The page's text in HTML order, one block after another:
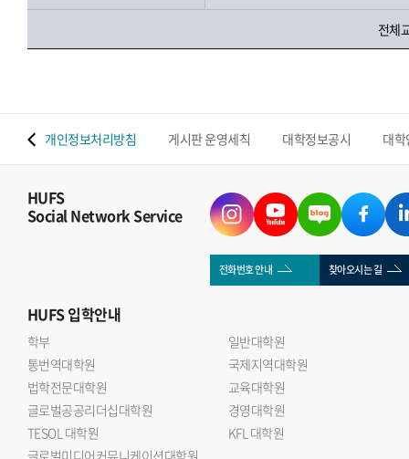
전체
개인정보처리방침 게시판 운영세칙 대학정보공시 대
HUFS
Social Network Service
전화번호 안내 찾아오시는 길
HUFS입학안내
학부
일반대학원
통번역대학원
국제지역대학원
법학전문대학원
교육대학원
글로벌공공리더십대학원
경영대학원
TESOL 대학원
KFL 대학원
글로벌미디어커뮤니케이션대학원